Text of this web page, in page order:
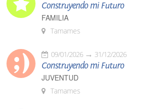
Construyendo mi Futuro
FAMILIA
Tamames
09/01/2026 31/12/2026
Construyendo mi Futuro
JUVENTUD
Tamames